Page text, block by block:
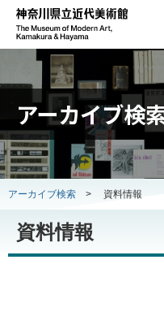
アーカイブ検
アーカイブ検索 > 資料情報
資料情報